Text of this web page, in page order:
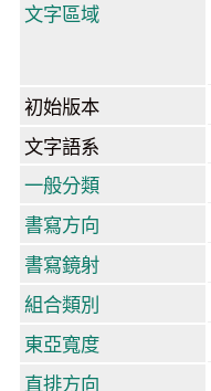
文字區域
初始版本
文字語系
一般分類
書寫方向
書寫鏡射
組合類別
東亞寬度
直排方向